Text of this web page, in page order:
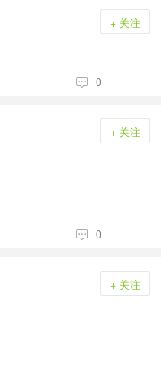
+ 关注
 0
+ 关注
 0
+ 关注